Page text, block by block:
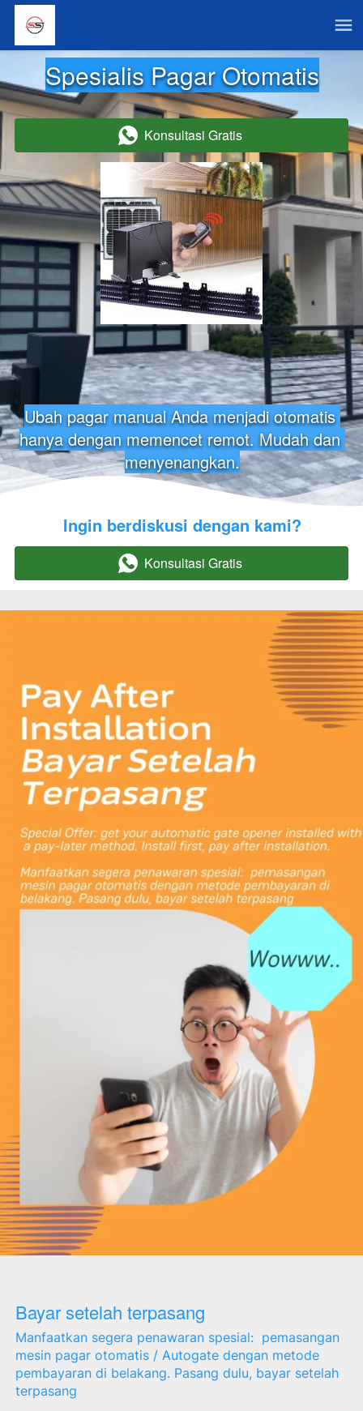
Spesialis Pagar Otomatis
` Konsultasi Gratis
Ubah pagar manual Anda menjadi otomatis
hanya dengan memencet remot. Mudah dan
menyenangkan.
Ingin berdiskusi dengan kami?
` Konsultasi Gratis
Bayar setelah terpasang
Manfaatkan segera penawaran spesial:  pemasangan
mesin pagar otomatis / Autogate dengan metode
pembayaran di belakang. Pasang dulu, bayar setelah
terpasang